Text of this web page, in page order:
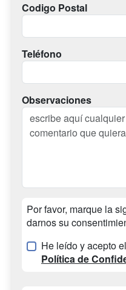
Codigo Postal
Teléfono
Observaciones
Por favor, marque la
darnos su
He leído y acepto el
Política de